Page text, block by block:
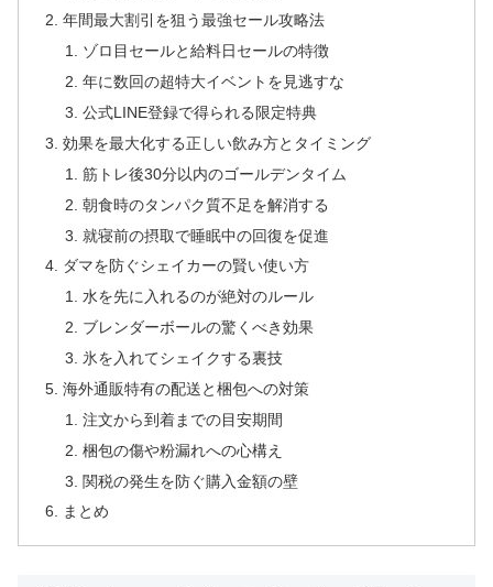
年間最大割引を狙う最強セール攻略法
ゾロ目セールと給料日セールの特徴
年に数回の超特大イベントを見逃すな
公式LINE登録で得られる限定特典
効果を最大化する正しい飲み方とタイミング
筋トレ後30分以内のゴールデンタイム
朝食時のタンパク質不足を解消する
就寝前の摂取で睡眠中の回復を促進
ダマを防ぐシェイカーの賢い使い方
水を先に入れるのが絶対のルール
ブレンダーボールの驚くべき効果
氷を入れてシェイクする裏技
海外通販特有の配送と梱包への対策
注文から到着までの目安期間
梱包の傷や粉漏れへの心構え
関税の発生を防ぐ購入金額の壁
まとめ